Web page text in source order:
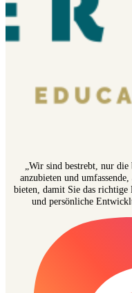
„Wir sind bestrebt, nur
anzubieten und
bieten, damit Sie das richtige
und persönliche